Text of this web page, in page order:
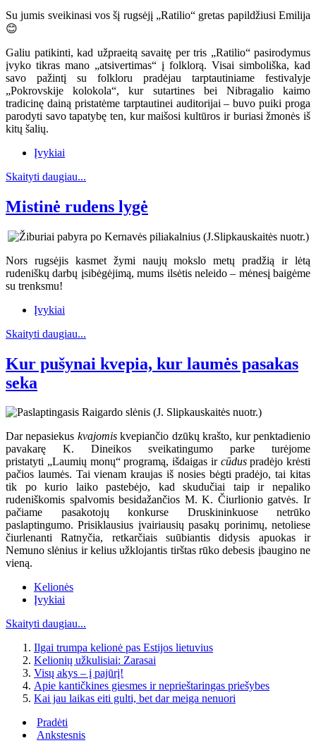
Su jumis sveikinasi vos šį rugsėjį „Ratilio“ gretas papildžiusi Emilija
😊
Galiu patikinti, kad užpraeitą savaitę per tris „Ratilio“ pasirodymus
įvyko tikras mano „atsivertimas“ į folklorą. Visai simboliška, kad
savo pažintį su folkloru pradėjau tarptautiniame festivalyje
„Pokrovskije kolokola“, kur sutartines bei Nibragalio kaimo
tradicinę dainą pristatėme tarptautinei auditorijai – buvo puiki proga
parodyti savo tapatybę ten, kur maišosi kultūros ir buriasi žmonės iš
kitų šalių.
Įvykiai
Skaityti daugiau...
Mistinė rudens lygė
Nors rugsėjis kasmet žymi naujų mokslo metų pradžią ir lėtą
rudeniškų darbų įsibėgėjimą, mums ilsėtis neleido – mėnesį baigėme
su trenksmu!
Įvykiai
Skaityti daugiau...
Kur pušynai kvepia, kur laumės pasakas
seka
Dar nepasiekus kvajomiskvepiančio dzūkų krašto, kur penktadienio
pavakarę K. Dineikos sveikatingumo parke turėjome
pristatyti „Laumių monų“ programą, išdaigas ir cūduspradėjo krėsti
pačios laumės. Tai vienam kraujas iš nosies bėgti pradėjo, tai kitas
tik po kurio laiko pastebėjo, kad skudučiai taip ir nepaliko
rudeniškomis spalvomis besidažančios M. K. Čiurlionio gatvės. Ir
pačiame pasakotojų konkurse Druskininkuose netrūko
paslaptingumo. Prisiklausius įvairiausių pasakų porinimų, netoliese
čiurlenanti Ratnyčia, retkarčiais suūbiantis didysis apuokas ir
Nemuno slėnius ir kelius užklojantis tirštas rūko debesis įbaugino ne
vieną.
Kelionės
Įvykiai
Skaityti daugiau...
Ilgai trumpa kelionė pas Estijos lietuvius
Kelionių užkulisiai: Zarasai
Visų akys – į pajūrį!
Apie kantičkines giesmes ir neprieštaringas priešybes
Kai jau laikas eiti gulti, bet dar meiga nenuori
Pradėti
Ankstesnis